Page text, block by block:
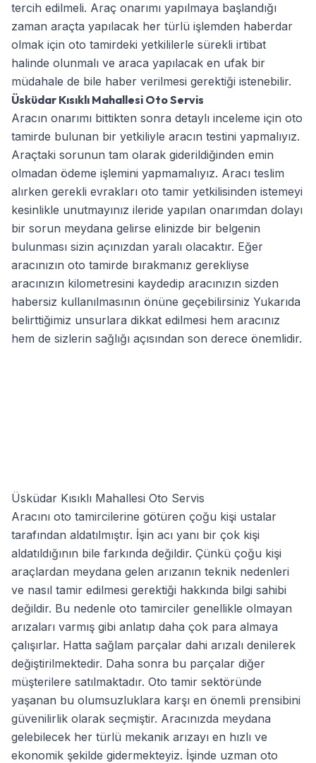
tercih edilmeli. Araç onarımı yapılmaya başlandığı
zaman araçta yapılacak her türlü işlemden haberdar
olmak için oto tamirdeki yetkililerle sürekli irtibat
halinde olunmalı ve araca yapılacak en ufak bir
müdahale de bile haber verilmesi gerektiği istenebilir.
Üsküdar Kısıklı Mahallesi Oto Servis
Aracın onarımı bittikten sonra detaylı inceleme için oto
tamirde bulunan bir yetkiliyle aracın testini yapmalıyız.
Araçtaki sorunun tam olarak giderildiğinden emin
olmadan ödeme işlemini yapmamalıyız. Aracı teslim
alırken gerekli evrakları oto tamir yetkilisinden istemeyi
kesinlikle unutmayınız ileride yapılan onarımdan dolayı
bir sorun meydana gelirse elinizde bir belgenin
bulunması sizin açınızdan yaralı olacaktır. Eğer
aracınızın oto tamirde bırakmanız gerekliyse
aracınızın kilometresini kaydedip aracınızın sizden
habersiz kullanılmasının önüne geçebilirsiniz Yukarıda
belirttiğimiz unsurlara dikkat edilmesi hem aracınız
hem de sizlerin sağlığı açısından son derece önemlidir.
Üsküdar Kısıklı Mahallesi Oto Servis
Aracını oto tamircilerine götüren çoğu kişi ustalar
tarafından aldatılmıştır. İşin acı yanı bir çok kişi
aldatıldığının bile farkında değildir. Çünkü çoğu kişi
araçlardan meydana gelen arızanın teknik nedenleri
ve nasıl tamir edilmesi gerektiği hakkında bilgi sahibi
değildir. Bu nedenle oto tamirciler genellikle olmayan
arızaları varmış gibi anlatıp daha çok para almaya
çalışırlar. Hatta sağlam parçalar dahi arızalı denilerek
değiştirilmektedir. Daha sonra bu parçalar diğer
müşterilere satılmaktadır. Oto tamir sektöründe
yaşanan bu olumsuzluklara karşı en önemli prensibini
güvenilirlik olarak seçmiştir. Aracınızda meydana
gelebilecek her türlü mekanik arızayı en hızlı ve
ekonomik şekilde gidermekteyiz. İşinde uzman oto